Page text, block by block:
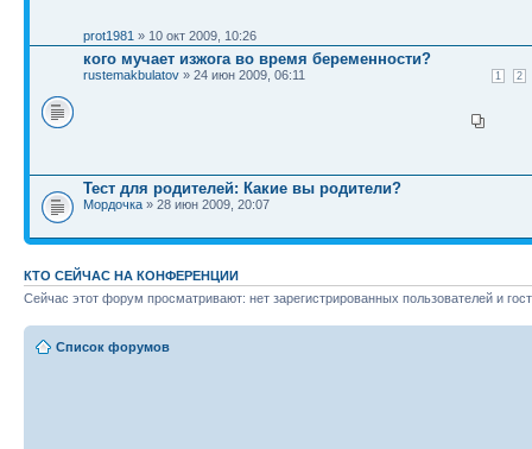
prot1981 » 10 окт 2009, 10:26
кого мучает изжога во время беременности?
1 2
rustemakbulatov » 24 июн 2009, 06:11
Тест для родителей: Какие вы родители?
Мордочка » 28 июн 2009, 20:07
КТО СЕЙЧАС НА КОНФЕРЕНЦИИ
Сейчас этот форум просматривают: нет зарегистрированных пользователей и
Список форумов